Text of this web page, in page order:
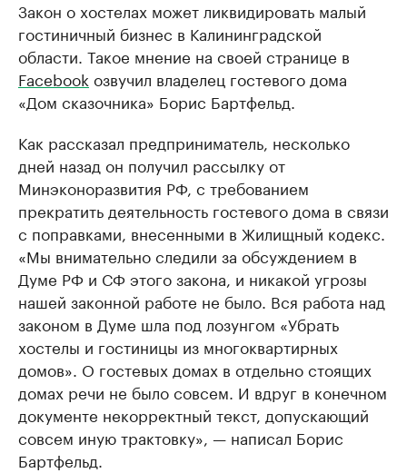
Закон о хостелах может ликвидировать малый
гостиничный бизнес в Калининградской
области. Такое мнение на своей странице в
Facebook озвучил владелец гостевого дома
«Дом сказочника» Борис Бартфельд.
Как рассказал предприниматель, несколько
дней назад он получил рассылку от
Минэконоразвития РФ, с требованием
прекратить деятельность гостевого дома в связи
с поправками, внесенными в Жилищный кодекс.
«Мы внимательно следили за обсуждением в
Думе РФ и СФ этого закона, и никакой угрозы
нашей законной работе не было. Вся работа над
законом в Думе шла под лозунгом «Убрать
хостелы и гостиницы из многоквартирных
домов». О гостевых домах в отдельно стоящих
домах речи не было совсем. И вдруг в конечном
документе некорректный текст, допускающий
совсем иную трактовку», — написал Борис
Бартфельд.